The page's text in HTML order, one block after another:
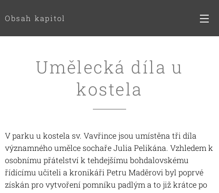
Obsah kapitol
Umělecká díla u
kostela
V parku u kostela sv. Vavřince jsou umístěna tři díla
významného umělce sochaře Julia Pelikána. Vzhledem k
osobnímu přátelství k tehdejšímu bohdalovskému
řídícímu učiteli a kronikáři Petru Maděrovi byl poprvé
získán pro vytvoření pomníku padlým a to již krátce po